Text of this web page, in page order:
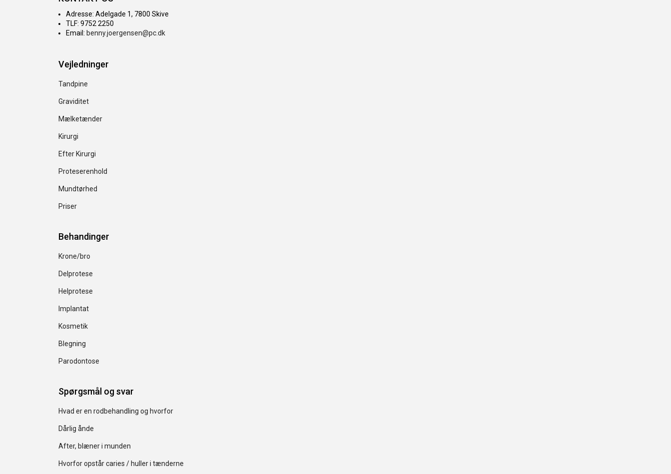
Adresse: Adelgade 1, 7800 Skive
TLF: 9752 2250
Email: benny.joergensen@pc.dk
Vejledninger
Tandpine
Graviditet
Mælketænder
Kirurgi
Efter Kirurgi
Proteserenhold
Mundtørhed
Priser
Behandinger
Krone/bro
Delprotese
Helprotese
Implantat
Kosmetik
Blegning
Parodontose
Spørgsmål og svar
Hvad er en rodbehandling og hvorfor
Dårlig ånde
After, blæner i munden
Hvorfor opstår caries / huller i tænderne